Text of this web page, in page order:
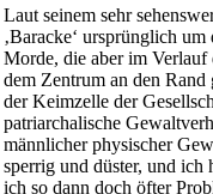
Laut seinem sehr
‚Baracke‘ ursprünglich
Morde, die aber im Verlauf
dem Zentrum an den
der Keimzelle der
patriarchalische
männlicher physischer
sperrig und düster, und ich
ich so dann doch öfter